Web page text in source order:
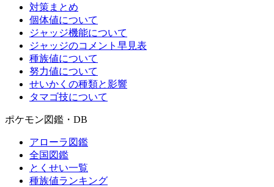
対策まとめ
個体値について
ジャッジ機能について
ジャッジのコメント早見表
種族値について
努力値について
せいかくの種類と影響
タマゴ技について
ポケモン図鑑・DB
アローラ図鑑
全国図鑑
とくせい一覧
種族値ランキング